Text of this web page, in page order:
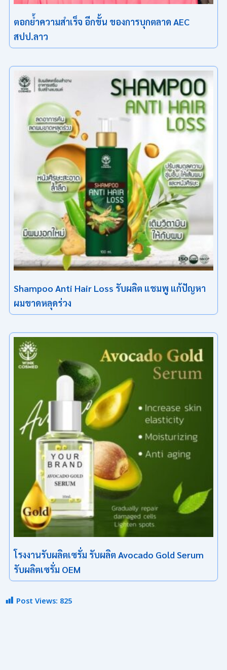
ตอกย้ำความสำเร็จ อีกขั้น ของการบุกตลาด AEC
สปป.ลาว
Shampoo Anti Hair Loss รับผลิต แชมพู แก้ปัญหา
ผมขาดหลุดร่วง
โรงงานรับผลิตเซรั่ม รับผลิต Avocado Gold Serum
รับผลิตเซรั่ม OEM
Post Views: 825